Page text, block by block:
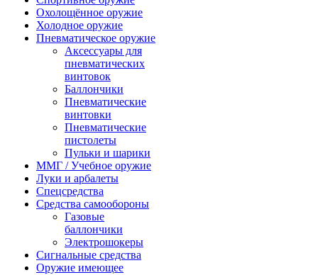
Охолощённое оружие
Холодное оружие
Пневматическое оружие
Аксессуары для
пневматических
винтовок
Баллончики
Пневматические
винтовки
Пневматические
пистолеты
Пульки и шарики
ММГ / Учебное оружие
Луки и арбалеты
Спецсредства
Средства самообороны
Газовые
баллончики
Электрошокеры
Сигнальные средства
Оружие имеющее